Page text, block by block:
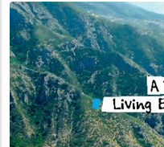
(link_overlay)